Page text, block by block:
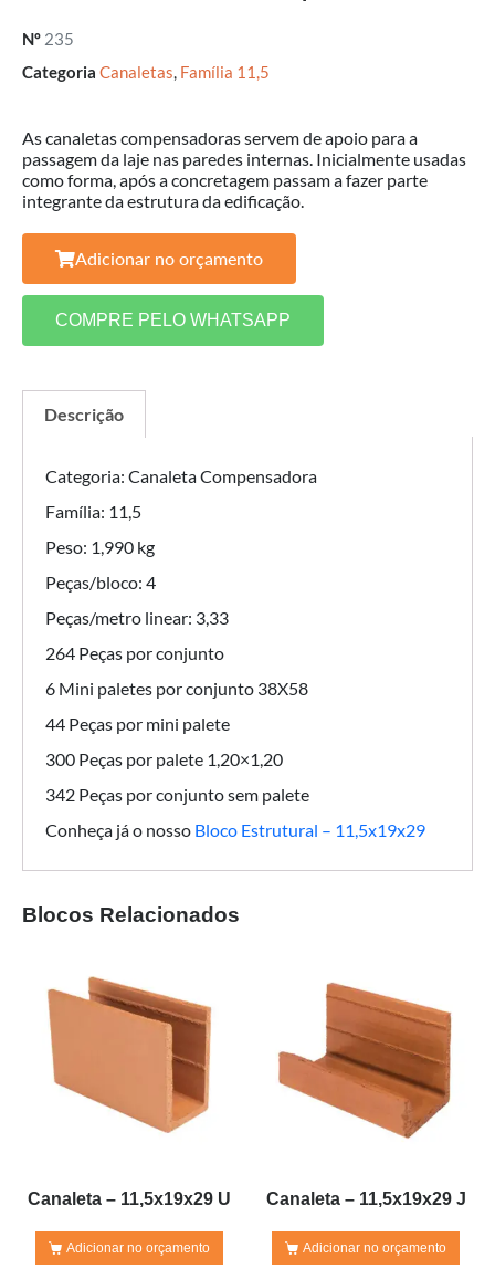
Nº 235
Categoria Canaletas, Família 11,5
As canaletas compensadoras servem de apoio para a
passagem da laje nas paredes internas. Inicialmente usadas
como forma, após a concretagem passam a fazer parte
integrante da estrutura da edificação.
Adicionar no orçamento
COMPRE PELO WHATSAPP
Descrição
Categoria: Canaleta Compensadora
Família: 11,5
Peso: 1,990 kg
Peças/bloco: 4
Peças/metro linear: 3,33
264 Peças por conjunto
6 Mini paletes por conjunto 38X58
44 Peças por mini palete
300 Peças por palete 1,20×1,20
342 Peças por conjunto sem palete
Conheça já o nosso Bloco Estrutural – 11,5x19x29
Blocos Relacionados
Canaleta – 11,5x19x29 U
Adicionar no orçamento
Canaleta – 11,5x19x29 J
Adicionar no orçamento